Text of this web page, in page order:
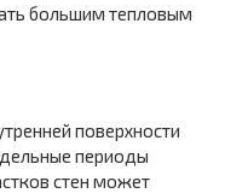
большим тепловым
поверхности
периоды
стен может